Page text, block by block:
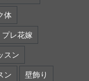
体
プレ花嫁
スン
ン 壁飾り